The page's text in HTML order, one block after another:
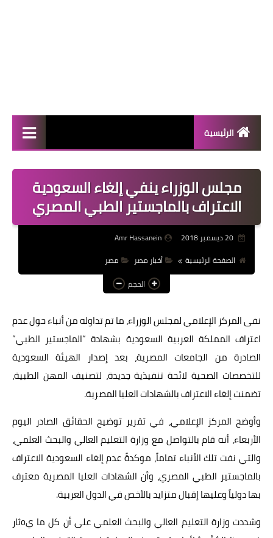
الرئيسية
منوعات
فعاليات
صحة
تكنولوجيا
عالم المرأة
فن وثقافة
أخبار مصر
أخبار عربية
أخبار النجوم
أخبار العالم
مجلس الوزراء ينفي إلغاء السعودية
الاعتراف بالماجستير الطبي المصري
20 ديسمبر 2018
Amr Hassanein
الصفحة الرئيسية
أخبار مصر
مصر
الحجم
نفى المركز الإعلامي لمجلس الوزراء، ما تم تداوله من أنباء حول عدم
اعتراف المملكة العربية السعودية بشهادة “الماجستير الطبي”
الصادرة من الجامعات المصرية، بعد إصدار الهيئة السعودية
للتخصصات الصحية لائحة تنفيذية جديدة، لتصنيف المهن الطبية،
تضمنت إلغاء الاعتراف بالشهادات العليا المصرية.
وأوضح المركز الإعلامي، في تقرير توضيح الحقائق الصادر اليوم
الأربعاء، أنه قام بالتواصل مع وزارة التعليم العالي والبحث العلمي،
والتي نفت تلك الأنباء تماماً، موكدةً عدم إلغاء السعودية الاعتراف
بالماجستير الطبي المصري، وأن الشهادات العليا المصرية معترف
بها دولياً وعليها إقبال متزايد بالأخص في الدول العربية.
وشددت وزارة التعليم العالي والبحث العلمي على أن كل ما يoثار